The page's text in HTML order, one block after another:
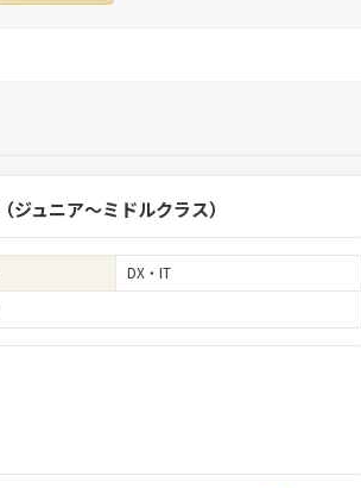
ュニア～ミドルクラス）
DX・IT